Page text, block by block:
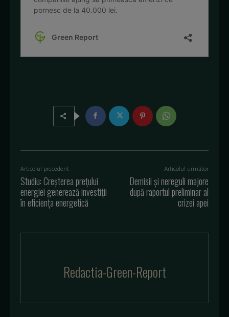
Articolul precedent
Studiu: Creșterea prețului
energiei generează investiții
în eficiența energetică
Articolul următor
Demisii și nereguli majore
după raportul preliminar al
crizei apei
Redactia-Green-Report